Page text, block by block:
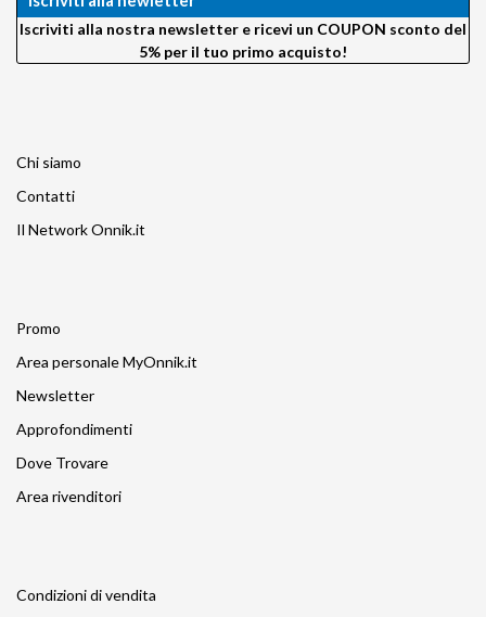
Iscriviti alla nostra newsletter e ricevi un COUPON sconto del
5% per il tuo primo acquisto!
Chi siamo
Contatti
Il Network Onnik.it
Promo
Area personale MyOnnik.it
Newsletter
Approfondimenti
Dove Trovare
Area rivenditori
Condizioni di vendita